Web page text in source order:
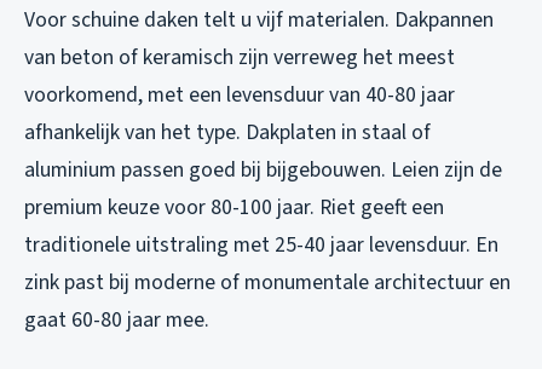
Voor schuine daken telt u vijf materialen. Dakpannen
van beton of keramisch zijn verreweg het meest
voorkomend, met een levensduur van 40-80 jaar
afhankelijk van het type. Dakplaten in staal of
aluminium passen goed bij bijgebouwen. Leien zijn de
premium keuze voor 80-100 jaar. Riet geeft een
traditionele uitstraling met 25-40 jaar levensduur. En
zink past bij moderne of monumentale architectuur en
gaat 60-80 jaar mee.